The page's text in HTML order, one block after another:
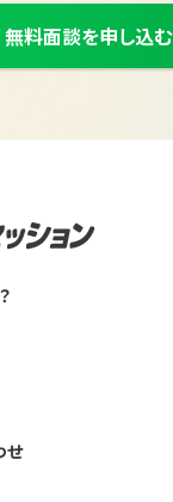
無料面談を申し込む
せ